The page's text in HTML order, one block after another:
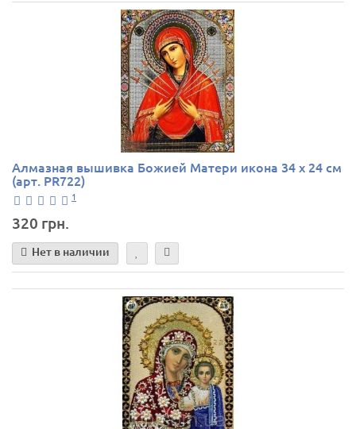
Алмазная вышивка Божией Матери икона 34 х 24 см
(арт. PR722)
1
320 грн.
Нет в наличии